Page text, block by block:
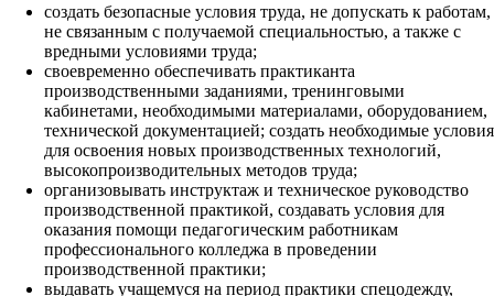
создать безопасные условия труда, не допускать к работам,
не связанным с получаемой специальностью, а также с
вредными условиями труда;
своевременно обеспечивать практиканта
производственными заданиями, тренинговыми
кабинетами, необходимыми материалами, оборудованием,
технической документацией; создать необходимые условия
для освоения новых производственных технологий,
высокопроизводительных методов труда;
организовывать инструктаж и техническое руководство
производственной практикой, создавать условия для
оказания помощи педагогическим работникам
профессионального колледжа в проведении
производственной практики;
выдавать учащемуся на период практики спецодежду,